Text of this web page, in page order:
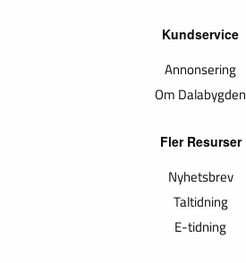
Kundservice
Annonsering
Om Dalabygden
Fler Resurser
Nyhetsbrev
Taltidning
E-tidning